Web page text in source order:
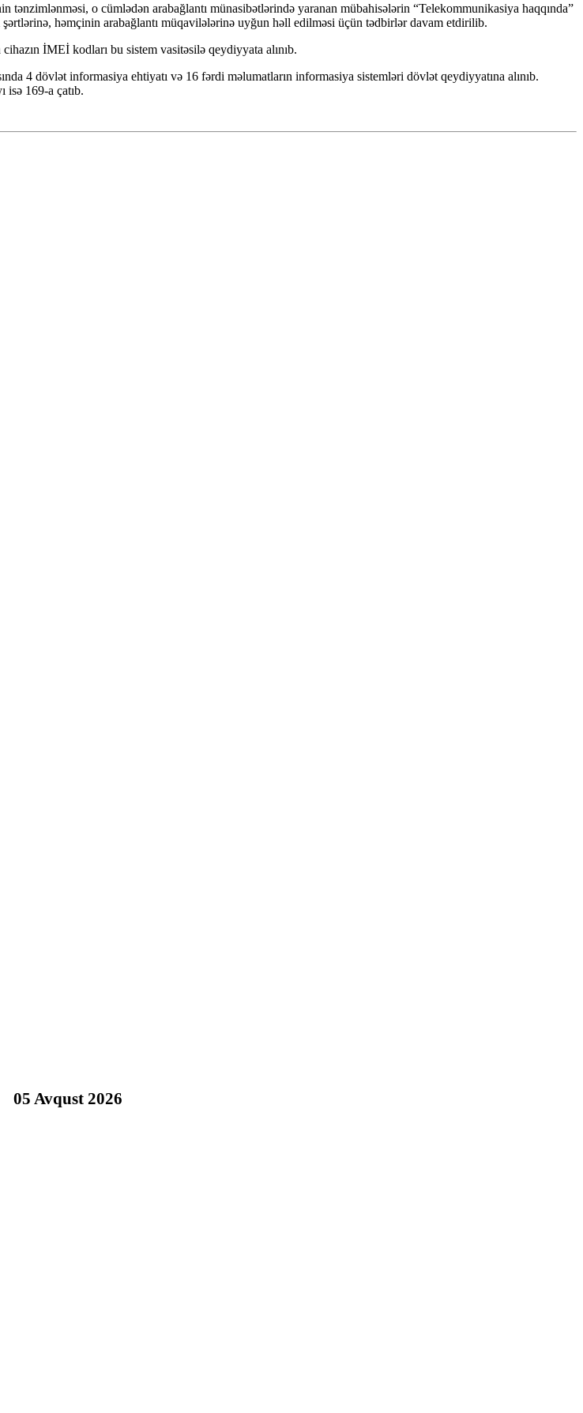
tənzimlənməsi, o cümlədən arabağlantı münasibətlərində yaranan mübahisələrin “Telekommunikasiya haqqında”
həmçinin arabağlantı müqavilələrinə uyğun həll edilməsi üçün tədbirlər davam etdirilib.
İMEİ kodları bu sistem vasitəsilə qeydiyyata alınıb.
4 dövlət informasiya ehtiyatı və 16 fərdi məlumatların informasiya sistemləri dövlət qeydiyyatına alınıb.
isə 169-a çatıb.
05 Avqust 2026